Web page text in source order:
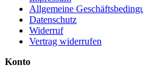
Allgemeine
Datenschutz
Widerruf
Vertrag widerrufen
Konto